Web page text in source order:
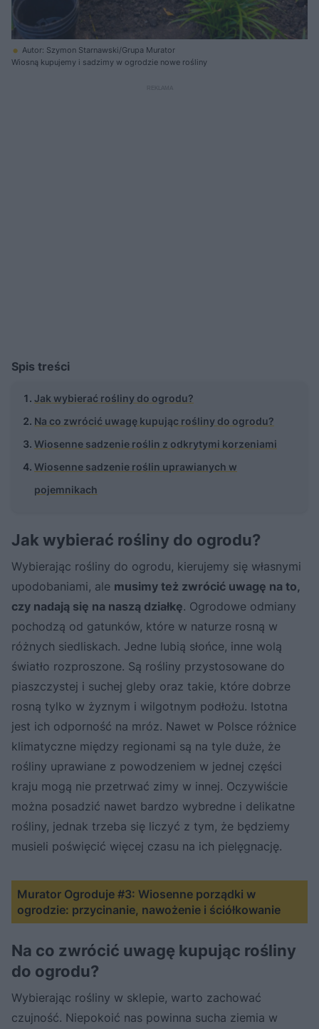
Autor: Szymon Starnawski/Grupa Murator
Wiosną kupujemy i sadzimy w ogrodzie nowe rośliny
Spis treści
Jak wybierać rośliny do ogrodu?
Na co zwrócić uwagę kupując rośliny do ogrodu?
Wiosenne sadzenie roślin z odkrytymi korzeniami
Wiosenne sadzenie roślin uprawianych w
pojemnikach
Jak wybierać rośliny do ogrodu?
Wybierając rośliny do ogrodu, kierujemy się własnymi
upodobaniami, ale musimy też zwrócić uwagę na to,
czy nadają się na naszą działkę. Ogrodowe odmiany
pochodzą od gatunków, które w naturze rosną w
różnych siedliskach. Jedne lubią słońce, inne wolą
światło rozproszone. Są rośliny przystosowane do
piaszczystej i suchej gleby oraz takie, które dobrze
rosną tylko w żyznym i wilgotnym podłożu. Istotna
jest ich odporność na mróz. Nawet w Polsce różnice
klimatyczne między regionami są na tyle duże, że
rośliny uprawiane z powodzeniem w jednej części
kraju mogą nie przetrwać zimy w innej. Oczywiście
można posadzić nawet bardzo wybredne i delikatne
rośliny, jednak trzeba się liczyć z tym, że będziemy
musieli poświęcić więcej czasu na ich pielęgnację.
Murator Ogroduje #3: Wiosenne porządki w
ogrodzie: przycinanie, nawożenie i ściółkowanie
Na co zwrócić uwagę kupując rośliny
do ogrodu?
Wybierając rośliny w sklepie, warto zachować
czujność. Niepokoić nas powinna sucha ziemia w